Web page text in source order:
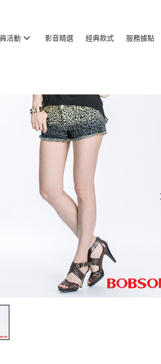
活動 影音精選 經典款式 服務據點